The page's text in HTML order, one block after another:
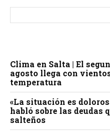
Clima en Salta | El
agosto llega con
temperatura
«La situación es
habló sobre las deudas
salteños